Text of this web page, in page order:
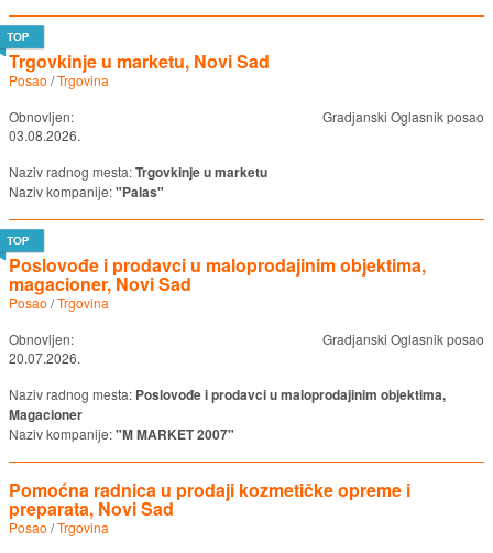
Trgovkinje u marketu, Novi Sad
Posao /Trgovina
Gradjanski Oglasnik posao
Obnovljen:
03.08.2026.
Naziv radnog mesta:Trgovkinje u marketu
Naziv kompanije:"Palas"
Poslovođe i prodavci u maloprodajinim objektima,
magacioner, Novi Sad
Posao /Trgovina
Gradjanski Oglasnik posao
Obnovljen:
20.07.2026.
Naziv radnog mesta: Poslovođe i prodavci u maloprodajinim objektima,
Magacioner
Naziv kompanije:"M MARKET 2007"
Pomoćna radnica u prodaji kozmetičke opreme i
preparata, Novi Sad
Posao /Trgovina